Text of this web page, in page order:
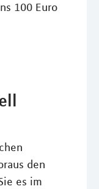
100 Euro
den
es im